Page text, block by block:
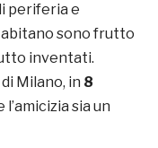
periferia e
sono frutto
inventati.
Milano, in 8
sia un